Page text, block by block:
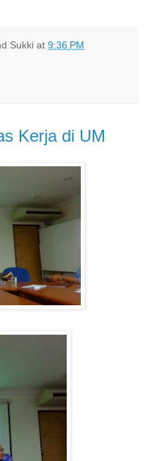
Sukki at 9:36 PM
Kerja di UM